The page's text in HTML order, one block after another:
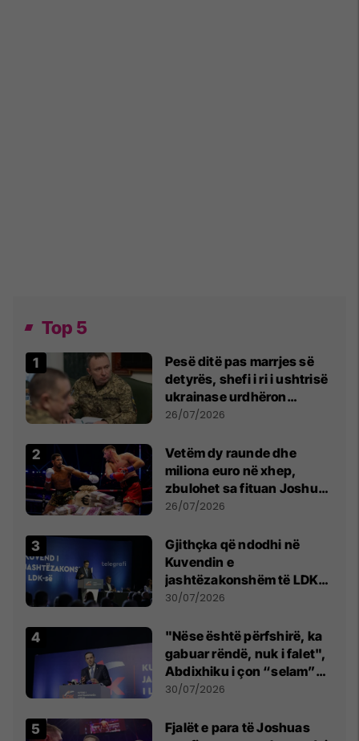
Top 5
Pesë ditë pas marrjes së
detyrës, shefi i ri i ushtrisë
ukrainase urdhëron
kontroll të madh
26/07/2026
Vetëm dy raunde dhe
miliona euro në xhep,
zbulohet sa fituan Joshua
e Prenga
26/07/2026
Gjithçka që ndodhi në
Kuvendin e
jashtëzakonshëm të LDK-
së
30/07/2026
"Nëse është përfshirë, ka
gabuar rëndë, nuk i falet",
Abdixhiku i çon “selam”
Përparim Ramës
30/07/2026
Fjalët e para të Joshuas